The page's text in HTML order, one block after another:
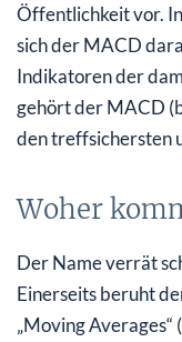
Öffentlichkeit vor.
sich der MACD
Indikatoren der
gehört der MACD
den treffsichersten
Woher
Der Name verrät
Einerseits beruht
„Moving